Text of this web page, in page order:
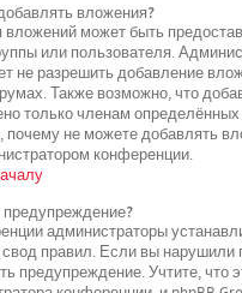
вложения?
вложений может быть
или пользователя.
не разрешить добавление
Также возможно, что
только членам определённых
почему не можете добавлять
конференции.
администраторы
правил. Если вы нарушили
предупреждение. Учтите, что